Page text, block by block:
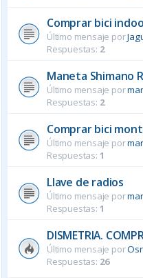
Comprar bici
Último mensaje por
Respuestas: 2
Maneta Shimano
Último mensaje por
Respuestas: 2
Comprar bici
Último mensaje por
Respuestas: 1
Llave de radios
Último mensaje por
Respuestas: 1
DISMETRIA.
Último mensaje por
Respuestas: 26